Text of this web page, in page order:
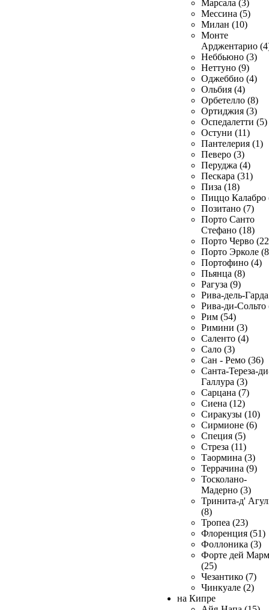
Марсала (3)
Мессина (5)
Милан (10)
Монте
Арджентарио
Неббьюно (3)
Неттуно (9)
Оджеббио (4)
Ольбия (4)
Орбетелло (8)
Ортиджия (3)
Оспедалетти (5)
Остуни (11)
Пантелерия (1)
Певеро (3)
Перуджа (4)
Пескара (31)
Пиза (18)
Пиццо Калабро
Позитано (7)
Порто Санто
Стефано (18)
Порто Черво
Порто Эрколе
Портофино (4)
Пьянца (8)
Рагуза (9)
Рива-дель-
Рива-ди-Сольто
Рим (54)
Римини (3)
Саленто (4)
Сало (3)
Сан - Ремо (36)
Санта-Тереза-
Галлура (3)
Сарцана (7)
Сиена (12)
Сиракузы (10)
Сирмионе (6)
Специя (5)
Стреза (11)
Таормина (3)
Террачина (9)
Тосколано-
Мадерно (3)
Тринита-д'
(8)
Тропеа (23)
Флоренция (51)
Фоллоника (3)
Форте дей
(25)
Чезантико (7)
Чинкуале (2)
на Кипре